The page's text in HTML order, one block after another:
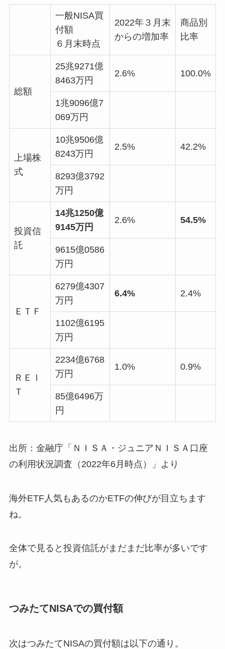
一般NISA買
付額
６月末時点
2022年３月末
からの増加率
商品別
比率
総額
25兆9271億
8463万円
2.6% 100.0%
1兆9096億7
069万円
上場株
式
10兆9506億
8243万円
2.5% 42.2%
8293億3792
万円
投資信
託
14兆1250億
9145万円
2.6% 54.5%
9615億0586
万円
ＥＴＦ
6279億4307
万円
6.4% 2.4%
1102億6195
万円
ＲＥＩ
Ｔ
2234億6768
万円
1.0% 0.9%
85億6496万
円
出所：金融庁「ＮＩＳＡ・ジュニアＮＩＳＡ口座
の利用状況調査（2022年6月時点）」より
海外ETF人気もあるのかETFの伸びが目立ちます
ね。
全体で見ると投資信託がまだまだ比率が多いです
が。
つみたてNISAでの買付額
次はつみたてNISAの買付額は以下の通り。